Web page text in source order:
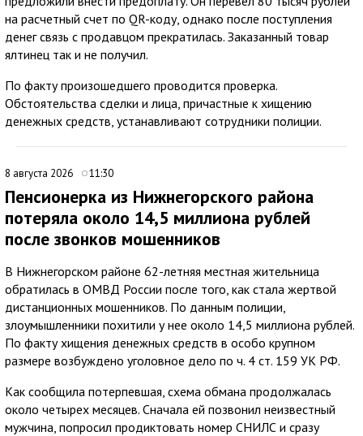
на расчетный счет по QR-коду, однако после поступления
денег связь с продавцом прекратилась. Заказанный товар
ялтинец так и не получил.
По факту произошедшего проводится проверка.
Обстоятельства сделки и лица, причастные к хищению
денежных средств, устанавливают сотрудники полиции.
8 августа 2026 11:30
Пенсионерка из Нижнегорского района
потеряла около 14,5 миллиона рублей
после звонков мошенников
В Нижнегорском районе 62-летняя местная жительница
обратилась в ОМВД России после того, как стала жертвой
дистанционных мошенников. По данным полиции,
злоумышленники похитили у нее около 14,5 миллиона рублей.
По факту хищения денежных средств в особо крупном
размере возбуждено уголовное дело по ч. 4 ст. 159 УК РФ.
Как сообщила потерпевшая, схема обмана продолжалась
около четырех месяцев. Сначала ей позвонил неизвестный
мужчина, попросил продиктовать номер СНИЛС и сразу